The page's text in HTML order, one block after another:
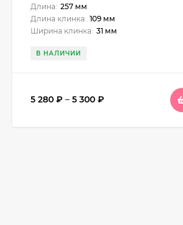
Длина: 257 мм
Длина клинка: 109 мм
Ширина клинка: 31 мм
В НАЛИЧИИ
5 280 ₽ – 5 300 ₽